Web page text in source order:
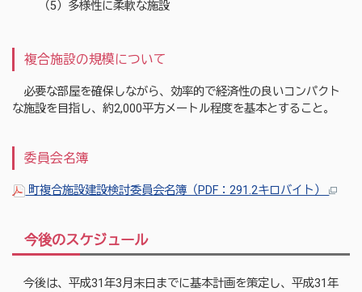
（5）多様性に柔軟な施設
複合施設の規模について
必要な部屋を確保しながら、効率的で経済性の良いコンパクト
な施設を目指し、約2,000平方メートル程度を基本とすること。
委員会名簿
町複合施設建設検討委員会名簿（PDF：291.2キロバイト）
今後のスケジュール
今後は、平成31年3月末日までに基本計画を策定し、平成31年